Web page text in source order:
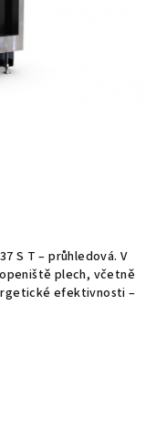
S T – průhledová. V
plech, včetně
efektivnosti –